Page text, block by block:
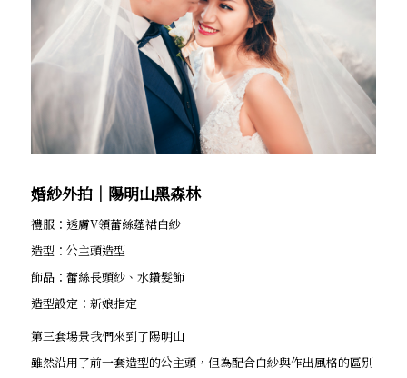
婚紗外拍│陽明山黑森林
禮服：透膚V領蕾絲蓬裙白紗
造型：公主頭造型
飾品：蕾絲長頭紗、水鑽髮飾
造型設定：新娘指定
第三套場景我們來到了陽明山
雖然沿用了前一套造型的公主頭，但為配合白紗與作出風格的區別